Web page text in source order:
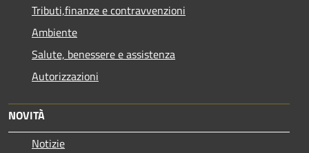
Tributi,finanze e contravvenzioni
Ambiente
Salute, benessere e assistenza
Autorizzazioni
NOVITÀ
Notizie